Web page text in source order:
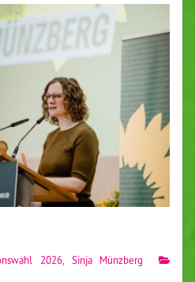
2026
Sinja Münzberg